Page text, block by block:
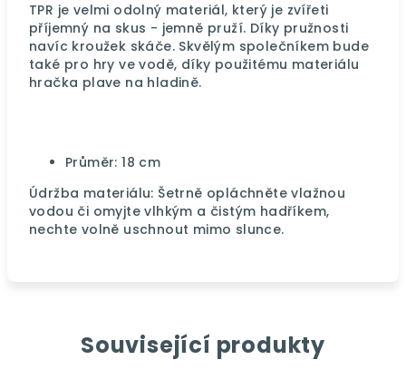
TPR je velmi odolný materiál, který je zvířeti
příjemný na skus - jemně pruží. Díky pružnosti
navíc kroužek skáče. Skvělým společníkem bude
také pro hry ve vodě, díky použitému materiálu
hračka plave na hladině.
Průměr: 18 cm
Údržba materiálu: Šetrně opláchněte vlažnou
vodou či omyjte vlhkým a čistým hadříkem,
nechte volně uschnout mimo slunce.
Související produkty